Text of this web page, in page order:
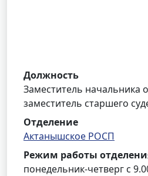
Должность
Заместитель начальника
заместитель старшего
Отделение
Актанышское РОСП
Режим работы
понедельник-четверг с